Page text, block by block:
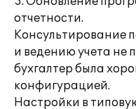
отчетности.
Консультирование
и ведению учета не
бухгалтер была
конфигурацией.
Настройки в